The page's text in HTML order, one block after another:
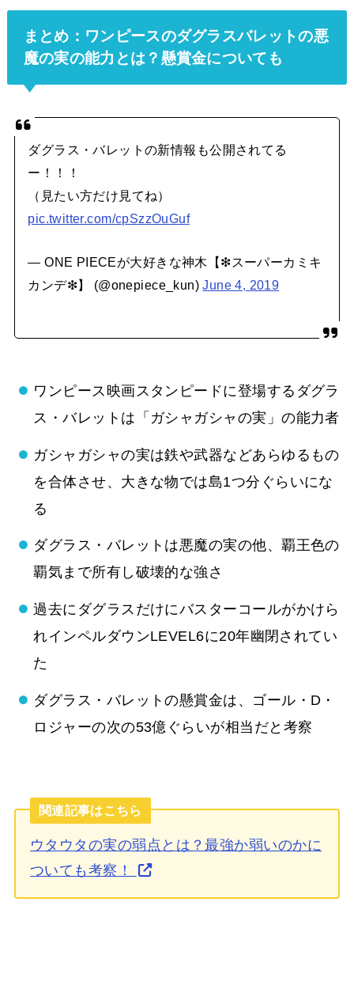
まとめ：ワンピースのダグラスバレットの悪
魔の実の能力とは？懸賞金についても
ダグラス・バレットの新情報も公開されてる
ー！！！
（見たい方だけ見てね）
pic.twitter.com/cpSzzOuGuf
— ONE PIECEが大好きな神木【❇︎スーパーカミキ
カンデ❇︎】 (@onepiece_kun)June 4, 2019
ワンピース映画スタンピードに登場するダグラ
ス・バレットは「ガシャガシャの実」の能力者
ガシャガシャの実は鉄や武器などあらゆるもの
を合体させ、大きな物では島1つ分ぐらいにな
る
ダグラス・バレットは悪魔の実の他、覇王色の
覇気まで所有し破壊的な強さ
過去にダグラスだけにバスターコールがかけら
れインペルダウンLEVEL6に20年幽閉されてい
た
ダグラス・バレットの懸賞金は、ゴール・D・
ロジャーの次の53億ぐらいが相当だと考察
関連記事はこちら
ウタウタの実の弱点とは？最強か弱いのかに
ついても考察！